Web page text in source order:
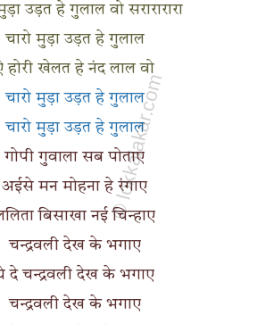
उड़त हे गुलाल वो सरारारारा
चारो मुड़ा उड़त हे गुलाल
होरी खेलत हे नंद लाल वो
चारो मुड़ा उड़त हे गुलाल
चारो मुड़ा उड़त हे गुलाल
गोपी गुवाला सब पोताए
अईसे मन मोहना हे रंगाए
बिसाखा नई चिन्हाए
चन्द्रवली देख के भगाए
दे चन्द्रवली देख के भगाए
चन्द्रवली देख के भगाए